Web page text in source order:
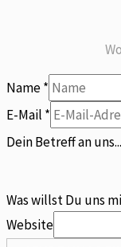
Name*
E-Mail *
Dein Betreff an uns...
Was willst Du uns
Website